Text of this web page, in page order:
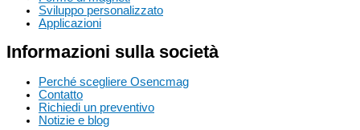
Sviluppo personalizzato
Applicazioni
Informazioni sulla società
Perché scegliere Osencmag
Contatto
Richiedi un preventivo
Notizie e blog